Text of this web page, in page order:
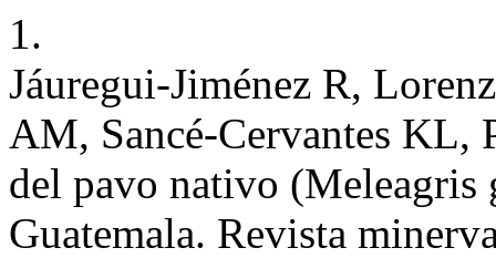
1.
Jáuregui-Jiménez R,
AM, Sancé-Cervantes KL,
del pavo nativo (Meleagris
Guatemala. Revista